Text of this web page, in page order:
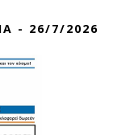
- 26/7/2026